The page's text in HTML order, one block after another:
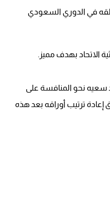
في الدوري السعودي
الاتحاد بهدف مميز.
سعيه نحو المنافسة على
إعادة ترتيب أوراقه بعد هذه